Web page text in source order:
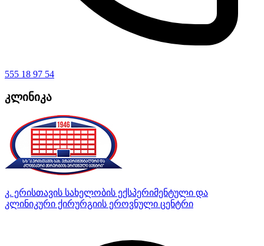
555 18 97 54
კლინიკა
კ. ერისთავის სახელობის ექსპერიმენტული და
კლინიკური ქირურგიის ეროვნული ცენტრი